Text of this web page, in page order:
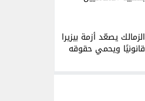
الزمالك يصعّد أزمة بيزيرا
قانونيًا ويحمي حقوقه